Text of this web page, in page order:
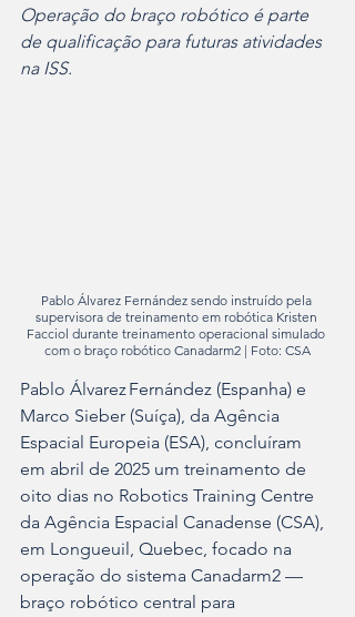
Operação do braço robótico é parte
de qualificação para futuras atividades
na ISS.
Pablo Álvarez Fernández sendo instruído pela
supervisora de treinamento em robótica Kristen
Facciol durante treinamento operacional simulado
com o braço robótico Canadarm2 | Foto: CSA
Pablo Álvarez Fernández (Espanha) e
Marco Sieber (Suíça), da Agência
Espacial Europeia (ESA), concluíram
em abril de 2025 um treinamento de
oito dias no Robotics Training Centre
da Agência Espacial Canadense (CSA),
em Longueuil, Quebec, focado na
operação do sistema Canadarm2 —
braço robótico central para